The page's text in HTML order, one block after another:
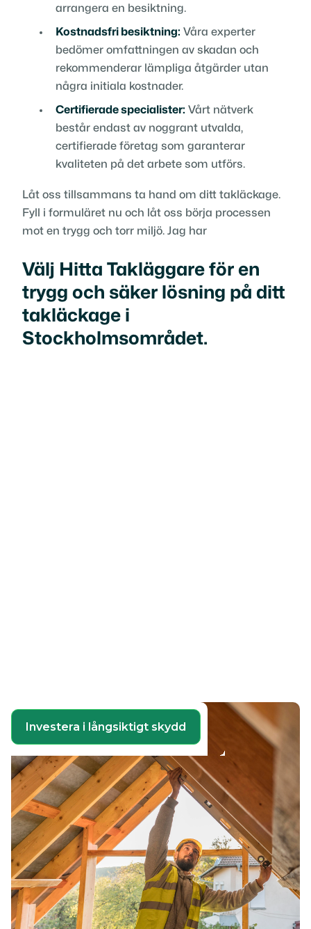
arrangera en besiktning.
Kostnadsfri besiktning: Våra experter
bedömer omfattningen av skadan och
rekommenderar lämpliga åtgärder utan
några initiala kostnader.
Certifierade specialister: Vårt nätverk
består endast av noggrant utvalda,
certifierade företag som garanterar
kvaliteten på det arbete som utförs.
Låt oss tillsammans ta hand om ditt takläckage.
Fyll i formuläret nu och låt oss börja processen
mot en trygg och torr miljö. Jag har
Välj Hitta Takläggare för en
trygg och säker lösning på ditt
takläckage i
Stockholmsområdet.
Investera i långsiktigt skydd